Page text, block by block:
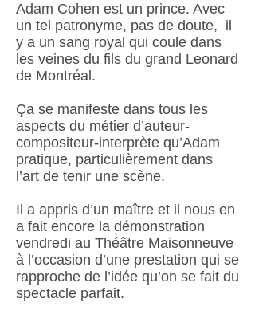
Adam Cohen est un prince. Avec
un tel patronyme, pas de doute, il
y a un sang royal qui coule dans
les veines du fils du grand Leonard
de Montréal.
Ça se manifeste dans tous les
aspects du métier d’auteur-
compositeur-interprète qu’Adam
pratique, particulièrement dans
l’art de tenir une scène.
Il a appris d’un maître et il nous en
a fait encore la démonstration
vendredi au Théâtre Maisonneuve
à l’occasion d’une prestation qui se
rapproche de l’idée qu’on se fait du
spectacle parfait.